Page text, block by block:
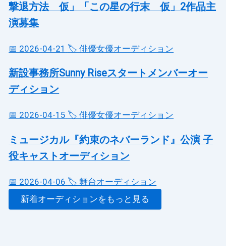
撃退方法 仮」「この星の行末 仮」2作品主
演募集
📅 2026-04-21 🏷️ 俳優女優オーディション
新設事務所Sunny Riseスタートメンバーオー
ディション
📅 2026-04-15 🏷️ 俳優女優オーディション
ミュージカル『約束のネバーランド』公演 子
役キャストオーディション
📅 2026-04-06 🏷️ 舞台オーディション
新着オーディションをもっと見る